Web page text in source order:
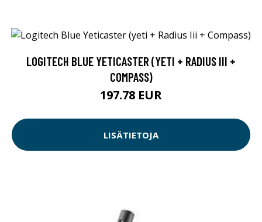
LOGITECH BLUE YETICASTER (YETI + RADIUS III +
COMPASS)
197.78 EUR
LISÄTIETOJA